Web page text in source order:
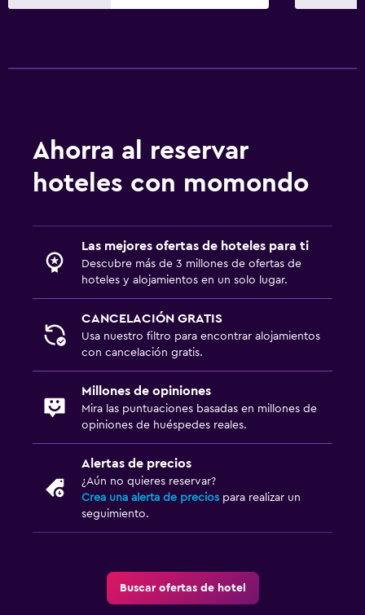
Ahorra al reservar
hoteles con momondo
Las mejores ofertas de hoteles para ti
Descubre más de 3 millones de ofertas de
hoteles y alojamientos en un solo lugar.
CANCELACIÓN GRATIS
Usa nuestro filtro para encontrar alojamientos
con cancelación gratis.
Millones de opiniones
Mira las puntuaciones basadas en millones de
opiniones de huéspedes reales.
Alertas de precios
¿Aún no quieres reservar?
Crea una alerta de precios para realizar un
seguimiento.
Buscar ofertas de hotel